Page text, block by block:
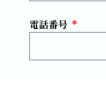
電話番号